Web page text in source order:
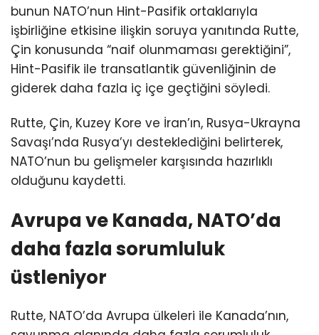
bunun NATO’nun Hint-Pasifik ortaklarıyla
işbirliğine etkisine ilişkin soruya yanıtında Rutte,
Çin konusunda “naif olunmaması gerektiğini”,
Hint-Pasifik ile transatlantik güvenliğinin de
giderek daha fazla iç içe geçtiğini söyledi.
Rutte, Çin, Kuzey Kore ve İran’ın, Rusya-Ukrayna
Savaşı’nda Rusya’yı desteklediğini belirterek,
NATO’nun bu gelişmeler karşısında hazırlıklı
olduğunu kaydetti.
Avrupa ve Kanada, NATO’da
daha fazla sorumluluk
üstleniyor
Rutte, NATO’da Avrupa ülkeleri ile Kanada’nın,